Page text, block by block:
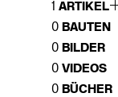
1 ARTIKEL
0 BAUTEN
0 BILDER
0 VIDEOS
0 BÜCHER